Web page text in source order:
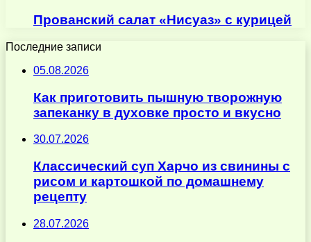
Прованский салат «Нисуаз» с курицей
Последние записи
05.08.2026
Как приготовить пышную творожную
запеканку в духовке просто и вкусно
30.07.2026
Классический суп Харчо из свинины с
рисом и картошкой по домашнему
рецепту
28.07.2026